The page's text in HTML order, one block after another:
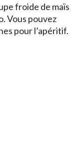
froide de maïs
Vous pouvez
pour l’apéritif.